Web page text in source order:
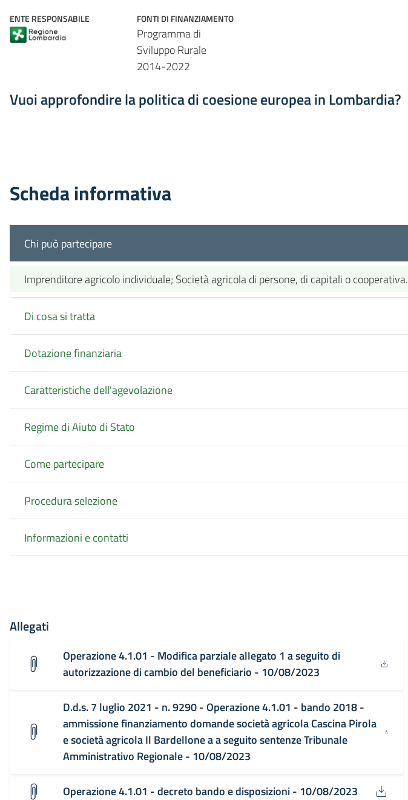
ENTE RESPONSABILE FONTI DI FINANZIAMENTO
Programma di
Sviluppo Rurale
2014-2022
Vuoi approfondire la politica di coesione europea in Lombardia?
Scheda informativa
Chi può partecipare
Imprenditore agricolo individuale; Società agricola di persone, di capitali o cooperativa.
Di cosa si tratta
Dotazione finanziaria
Caratteristiche dell'agevolazione
Regime di Aiuto di Stato
Come partecipare
Procedura selezione
Informazioni e contatti
Allegati
Operazione 4.1.01 - Modifica parziale allegato 1 a seguito di
autorizzazione di cambio del beneficiario - 10/08/2023
D.d.s. 7 luglio 2021 - n. 9290 - Operazione 4.1.01 - bando 2018 -
ammissione finanziamento domande società agricola Cascina Pirola
e società agricola Il Bardellone a a seguito sentenze Tribunale
Amministrativo Regionale - 10/08/2023
Operazione 4.1.01 - decreto bando e disposizioni - 10/08/2023